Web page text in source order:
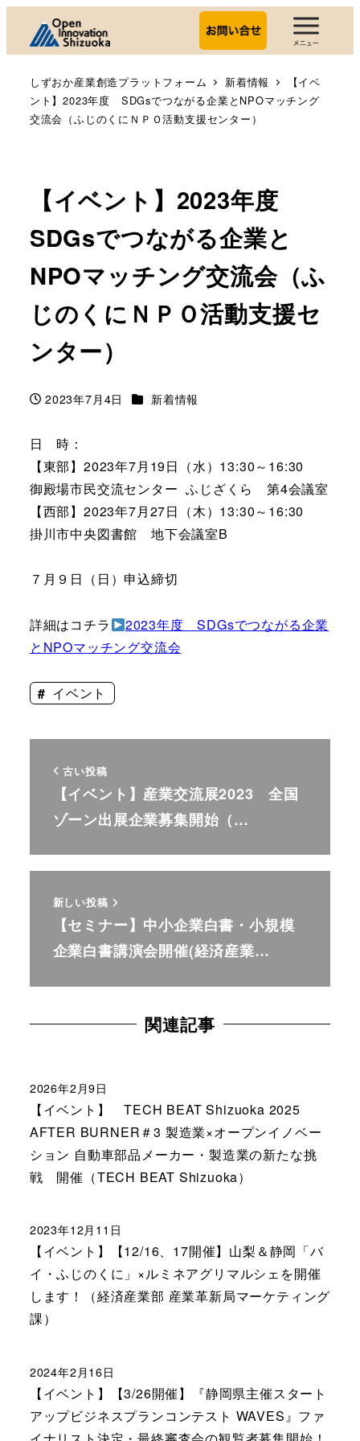
しずおか産業創造プラットフォーム 新着情報
【イベ
ント】2023年度 SDGsでつながる企業とNPOマッチング
交流会（ふじのくにＮＰＯ活動支援センター）
【イベント】2023年度
SDGsでつながる企業と
NPOマッチング交流会（ふ
じのくにＮＰＯ活動支援セ
ンター）
投稿日
2023年7月4日 カテゴリー
新着情報
日 時：
【東部】2023年7月19日（水）13:30～16:30
御殿場市民交流センター ふじざくら 第4会議室
【西部】2023年7月27日（木）13:30～16:30
掛川市中央図書館 地下会議室B
７月９日（日）申込締切
詳細はコチラ
2023年度 SDGsでつながる企業
とNPOマッチング交流会
イベント
古い投稿
【イベント】産業交流展2023 全国
ゾーン出展企業募集開始（…
新しい投稿
【セミナー】中小企業白書・小規模
企業白書講演会開催(経済産業…
関連記事
【イベント】 TECH BEAT Shizuoka 2025
AFTER BURNER＃3 製造業×オープンイノベー
ション 自動車部品メーカー・製造業の新たな挑
戦 開催（TECH BEAT Shizuoka）
2026年2月9日
【イベント】【12/16、17開催】山梨＆静岡「バ
イ・ふじのくに」×ルミネアグリマルシェを開催
します！（経済産業部 産業革新局マーケティング
課）
2023年12月11日
【イベント】【3/26開催】『静岡県主催スタート
アップビジネスプランコンテスト WAVES』ファ
2024年2月16日